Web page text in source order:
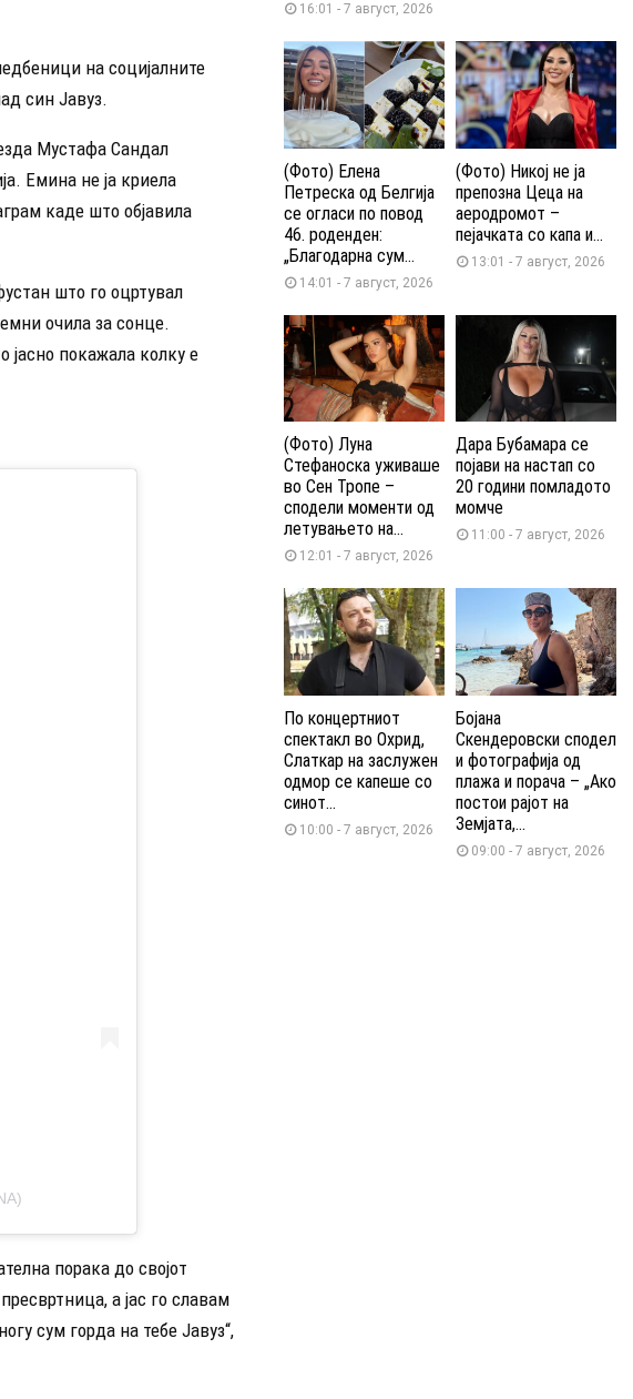
на социјалните
син Јавуз.
Мустафа Сандал
Емина не ја криела
каде што објавила
што го оцртувал
очила за сонце.
јасно покажала колку е
порака до својот
а јас го славам
сум горда на тебе Јавуз“,
16:01 - 7 август, 2026
(Фото) Елена
Петреска од Белгија
се огласи по повод
46. роденден:
„Благодарна сум...
14:01 - 7 август, 2026
(Фото) Никој не ја
препозна Цеца на
аеродромот –
пејачката со капа и...
13:01 - 7 август, 2026
(Фото) Луна
Стефаноска уживаше
во Сен Тропе –
сподели моменти од
летувањето на...
12:01 - 7 август, 2026
Дара Бубамара се
појави на настап со
20 години помладото
момче
11:00 - 7 август, 2026
По концертниот
спектакл во Охрид,
Слаткар на заслужен
одмор се капеше со
синот...
10:00 - 7 август, 2026
Бојана
Скендеровски сподел
и фотографија од
плажа и порача – „Ако
постои рајот на
Земјата,...
09:00 - 7 август, 2026